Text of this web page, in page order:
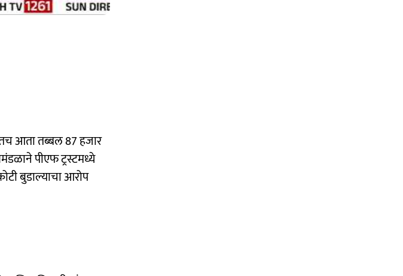
आता तब्बल 87 हजार
पीएफ ट्रस्टमध्ये
बुडाल्याचा आरोप